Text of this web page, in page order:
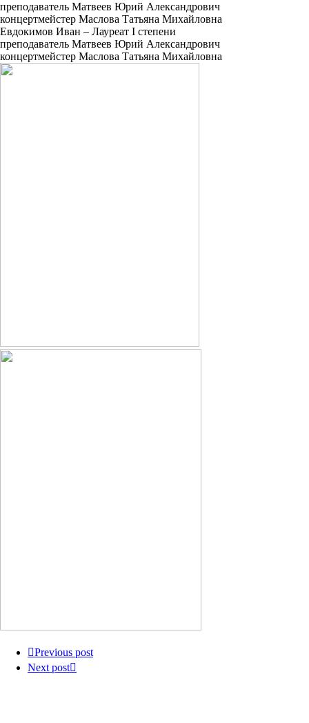
преподаватель Матвеев Юрий Александрович
концертмейстер Маслова Татьяна Михайловна
Евдокимов Иван – Лауреат I степени
преподаватель Матвеев Юрий Александрович
концертмейстер Маслова Татьяна Михайловна
Previous post
Next post